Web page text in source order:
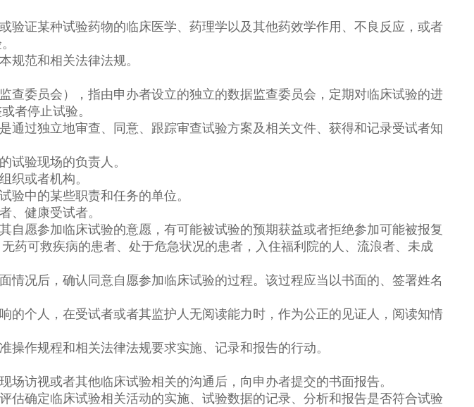
验证某种试验药物的临床医学、药理学以及其他药效学作用、不良反应，或者
规范和相关法律法规。
查委员会），指由申办者设立的独立的数据监查委员会，定期对临床试验的进
者停止试验。
通过独立地审查、同意、跟踪审查试验方案及相关文件、获得和记录受试者知
试验现场的负责人。
织或者机构。
验中的某些职责和任务的单位。
、健康受试者。
自愿参加临床试验的意愿，有可能被试验的预期获益或者拒绝参加可能被报复
药可救疾病的患者、处于危急状况的患者，入住福利院的人、流浪者、未成
情况后，确认同意自愿参加临床试验的过程。该过程应当以书面的、签署姓名
的个人，在受试者或者其监护人无阅读能力时，作为公正的见证人，阅读知情
操作规程和相关法律法规要求实施、记录和报告的行动。
访视或者其他临床试验相关的沟通后，向申办者提交的书面报告。
估确定临床试验相关活动的实施、试验数据的记录、分析和报告是否符合试验